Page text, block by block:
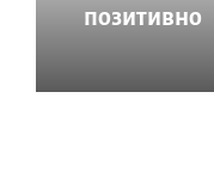
позитивно